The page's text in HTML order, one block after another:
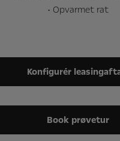
• Opvarmet rat
Konfigurér
Book prøvetur